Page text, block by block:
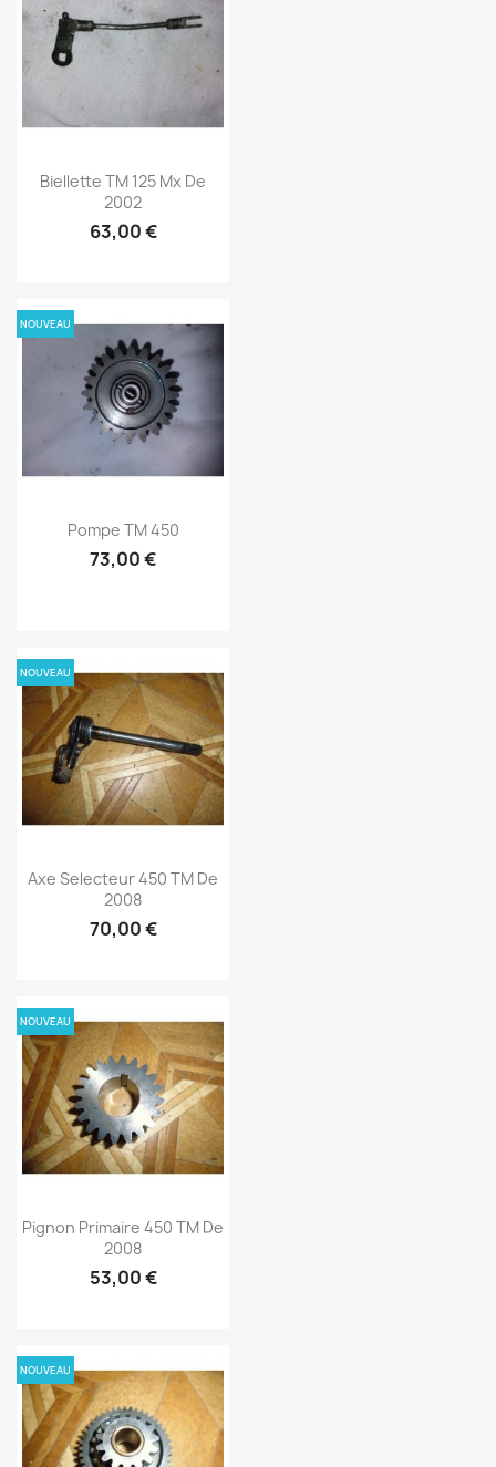
Biellette TM 125 Mx De
2002
63,00 €
Pompe TM 450
73,00 €
NOUVEAU
Axe Selecteur 450 TM De
2008
70,00 €
NOUVEAU
Pignon Primaire 450 TM De
2008
53,00 €
NOUVEAU
NOUVEAU